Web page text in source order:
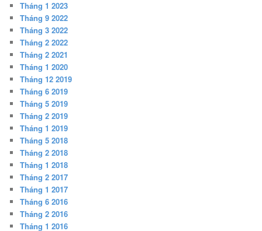
Tháng 1 2023
Tháng 9 2022
Tháng 3 2022
Tháng 2 2022
Tháng 2 2021
Tháng 1 2020
Tháng 12 2019
Tháng 6 2019
Tháng 5 2019
Tháng 2 2019
Tháng 1 2019
Tháng 5 2018
Tháng 2 2018
Tháng 1 2018
Tháng 2 2017
Tháng 1 2017
Tháng 6 2016
Tháng 2 2016
Tháng 1 2016